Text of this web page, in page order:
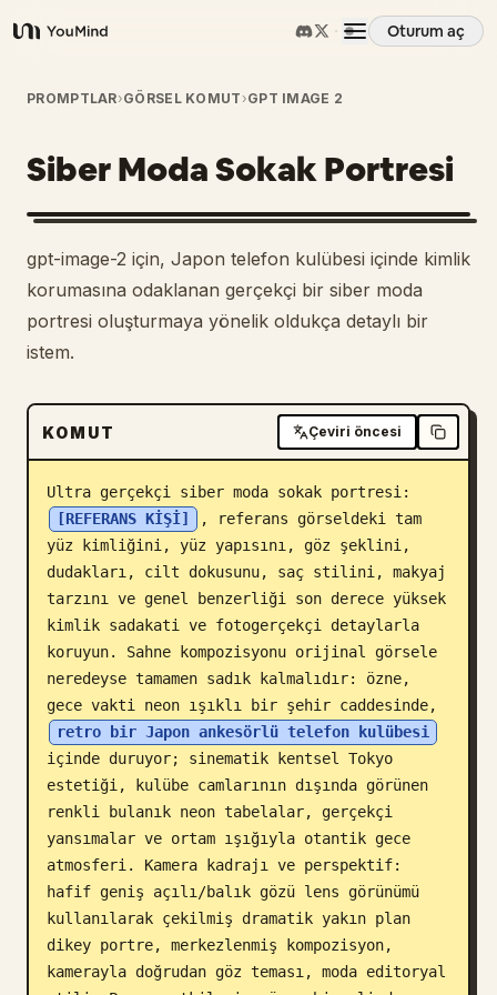
YouMind
Oturum aç
Genel Bakış
Kullanım Senaryoları
İstemler
İndir
Blog
Güncellemeler
PROMPTLAR›GÖRSEL KOMUT ›GPT IMAGE 2
Siber Moda Sokak Portresi
gpt-image-2 için, Japon telefon kulübesi içinde kimlik
korumasına odaklanan gerçekçi bir siber moda
portresi oluşturmaya yönelik oldukça detaylı bir
istem.
KOMUT Çeviri öncesi
Ultra gerçekçi siber moda sokak portresi:
[REFERANS KİŞİ]
, referans görseldeki tam
yüz kimliğini, yüz yapısını, göz şeklini,
dudakları, cilt dokusunu, saç stilini, makyaj
tarzını ve genel benzerliği son derece yüksek
kimlik sadakati ve fotogerçekçi detaylarla
koruyun. Sahne kompozisyonu orijinal görsele
neredeyse tamamen sadık kalmalıdır: özne,
gece vakti neon ışıklı bir şehir caddesinde,
retro bir Japon ankesörlü telefon kulübesi
içinde duruyor; sinematik kentsel Tokyo
estetiği, kulübe camlarının dışında görünen
renkli bulanık neon tabelalar, gerçekçi
yansımalar ve ortam ışığıyla otantik gece
atmosferi. Kamera kadrajı ve perspektif:
hafif geniş açılı/balık gözü lens görünümü
kullanılarak çekilmiş dramatik yakın plan
dikey portre, merkezlenmiş kompozisyon,
kamerayla doğrudan göz teması, moda editoryal